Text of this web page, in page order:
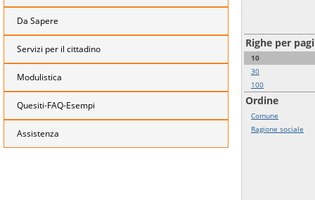
Da Sapere
Servizi per il cittadino
Modulistica
Quesiti-FAQ-Esempi
Assistenza
Righe per
10
30
100
Ordine
Comune
Ragione sociale